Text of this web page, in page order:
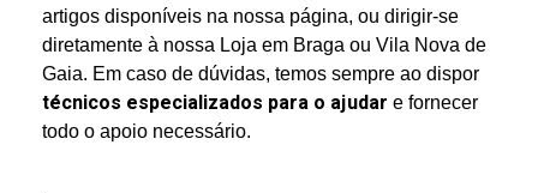
artigos disponíveis na nossa página, ou dirigir-se
diretamente à nossa Loja em Braga ou Vila Nova de
Gaia. Em caso de dúvidas, temos sempre ao dispor
técnicos especializados para o ajudar e fornecer
todo o apoio necessário.